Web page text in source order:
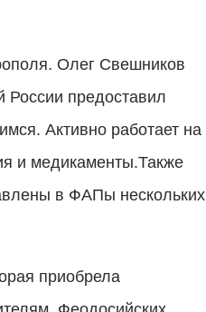
Олег Свешников
предоставил
Активно работает на
и медикаменты.Также
в ФАПы нескольких
приобрела